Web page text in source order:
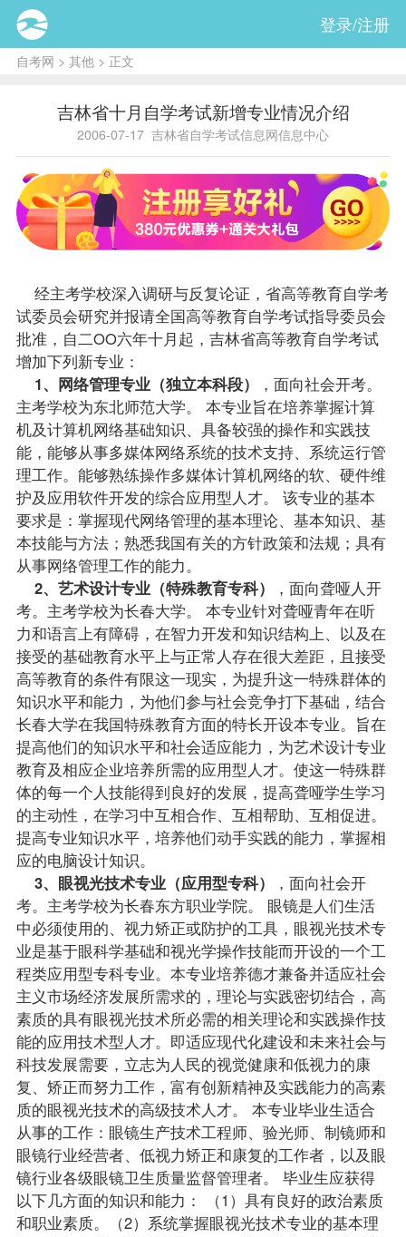
登录/注册
自考网 > 其他 > 正文
吉林省十月自学考试新增专业情况介绍
2006-07-17 吉林省自学考试信息网信息中心
经主考学校深入调研与反复论证，省高等教育自学考
试委员会研究并报请全国高等教育自学考试指导委员会
批准，自二OO六年十月起，吉林省高等教育自学考试
增加下列新专业：
1、网络管理专业（独立本科段）
，面向社会开考。
主考学校为东北师范大学。 本专业旨在培养掌握计算
机及计算机网络基础知识、具备较强的操作和实践技
能，能够从事多媒体网络系统的技术支持、系统运行管
理工作。能够熟练操作多媒体计算机网络的软、硬件维
护及应用软件开发的综合应用型人才。 该专业的基本
要求是：掌握现代网络管理的基本理论、基本知识、基
本技能与方法；熟悉我国有关的方针政策和法规；具有
从事网络管理工作的能力。
2、艺术设计专业（特殊教育专科）
，面向聋哑人开
考。主考学校为长春大学。 本专业针对聋哑青年在听
力和语言上有障碍，在智力开发和知识结构上、以及在
接受的基础教育水平上与正常人存在很大差距，且接受
高等教育的条件有限这一现实，为提升这一特殊群体的
知识水平和能力，为他们参与社会竞争打下基础，结合
长春大学在我国特殊教育方面的特长开设本专业。旨在
提高他们的知识水平和社会适应能力，为艺术设计专业
教育及相应企业培养所需的应用型人才。使这一特殊群
体的每一个人技能得到良好的发展，提高聋哑学生学习
的主动性，在学习中互相合作、互相帮助、互相促进。
提高专业知识水平，培养他们动手实践的能力，掌握相
应的电脑设计知识。
3、眼视光技术专业（应用型专科）
，面向社会开
考。主考学校为长春东方职业学院。 眼镜是人们生活
中必须使用的、视力矫正或防护的工具，眼视光技术专
业是基于眼科学基础和视光学操作技能而开设的一个工
程类应用型专科专业。本专业培养德才兼备并适应社会
主义市场经济发展所需求的，理论与实践密切结合，高
素质的具有眼视光技术所必需的相关理论和实践操作技
能的应用技术型人才。即适应现代化建设和未来社会与
科技发展需要，立志为人民的视觉健康和低视力的康
复、矫正而努力工作，富有创新精神及实践能力的高素
质的眼视光技术的高级技术人才。 本专业毕业生适合
从事的工作：眼镜生产技术工程师、验光师、制镜师和
眼镜行业经营者、低视力矫正和康复的工作者，以及眼
镜行业各级眼镜卫生质量监督管理者。 毕业生应获得
以下几方面的知识和能力： （1）具有良好的政治素质
和职业素质。（2）系统掌握眼视光技术专业的基本理